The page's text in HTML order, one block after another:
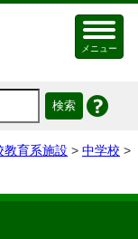
メニュー
教育系施設 > 中学校 >